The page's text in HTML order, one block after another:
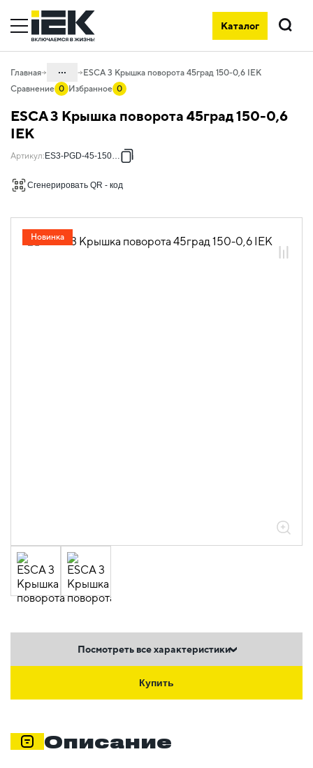
Каталог
Поиск
Главная ...
05.04 Кабельные лотки и аксессуары
металлических
листовых ESCA
05.04.04.03.01 Аксессуары ломаные
ESCA 3 Крышка поворота 45град 150-0,6 IEK
Сравнение 0 Избранное 0
ESCA 3 Крышка поворота 45град 150-0,6
IEK
Новинка
Артикул: ES3-PGD-45-150-06
Сгенерировать QR - код
Посмотреть все характеристики
Купить
Описание